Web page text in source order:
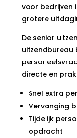
voor bedrijven
grotere
De senior
uitzendbureau
directe en
Snel extra
Vervanging
Tijdelijk
opdracht